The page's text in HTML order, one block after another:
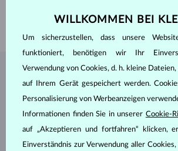
1.80 g
SCHMUCK AUS DEM
WILLKOMMEN BEI
Um sicherzustellen, dass unsere
funktioniert, benötigen wir Ihr
Verwendung von Cookies, d. h. kleine
auf Ihrem Gerät gespeichert werden.
Personalisierung von Werbeanzeigen
Informationen finden Sie in unserer Cookie-
auf „Akzeptieren und fortfahren“ klicken,
Einverständnis zur Verwendung aller